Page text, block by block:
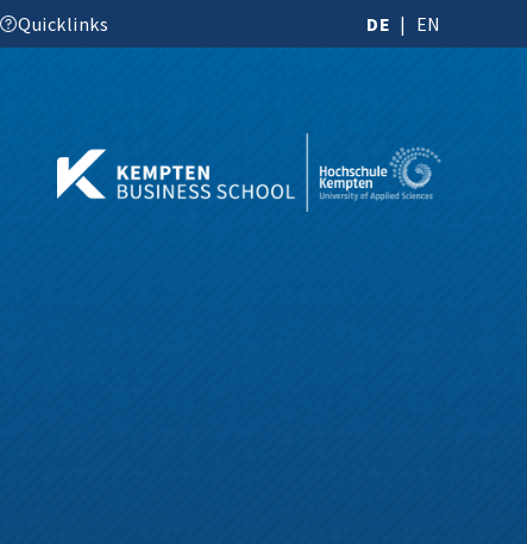
Quicklinks DE EN